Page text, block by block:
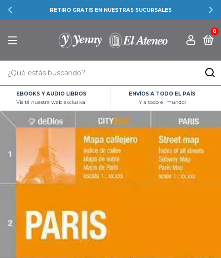
RETIRO GRATIS EN NUESTRAS SUCURSALES
0
EBOOKS Y AUDIO LIBROS
Visitá nuestra web exclusiva!
ENVÍOS A TODO EL PAÍS
Y a todo el mundo!